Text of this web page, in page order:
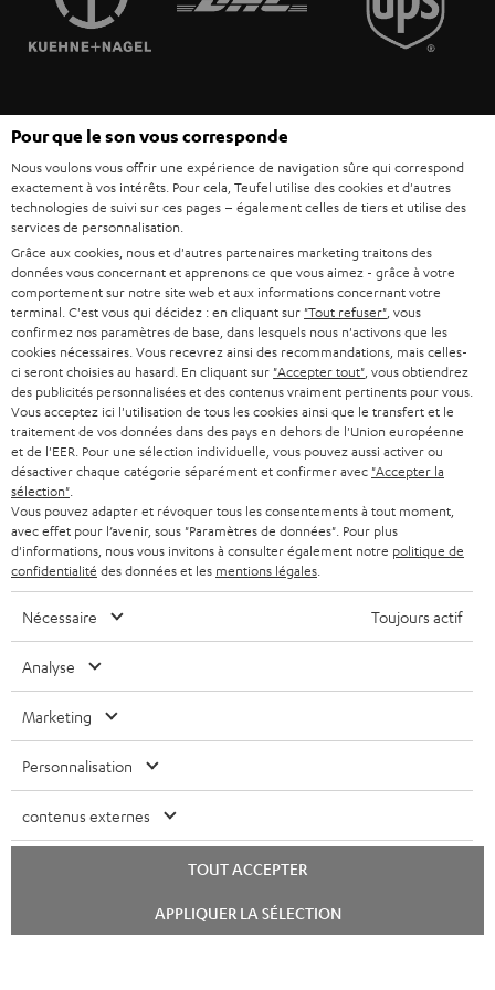
ULTIMA
FANSHOP
NOUVEAUTÉS
MANAGEMENT
VALEURS
ACCESSIBILITÉ
POLOGNE
ITALIE
USA
AUTRES PAYS
erreurs. Les accessoires figurant sur l’image ne font pas partie du contenu de
livraison. D’éventuels frais d’élimination des batteries sont inclus dans le prix.
©2026 Lautsprecher Teufel GmbH - Tous droits réservés.
Mentions légales
Politique de confidentialité
Paramètres de confidentialité
EU Data Act renoncer au contrat ici
chat
Pour que le son vous corresponde
Nous voulons vous offrir une expérience de navigation sûre qui correspond
exactement à vos intérêts. Pour cela, Teufel utilise des cookies et d'autres
technologies de suivi sur ces pages – également celles de tiers et utilise des
services de personnalisation.
Grâce aux cookies, nous et d'autres partenaires marketing traitons des
données vous concernant et apprenons ce que vous aimez - grâce à votre
comportement sur notre site web et aux informations concernant votre
terminal. C'est vous qui décidez : en cliquant sur "Tout refuser" , vous
confirmez nos paramètres de base, dans lesquels nous n'activons que les
cookies nécessaires. Vous recevrez ainsi des recommandations, mais celles-
ci seront choisies au hasard. En cliquant sur "Accepter tout" , vous obtiendrez
des publicités personnalisées et des contenus vraiment pertinents pour vous.
Vous acceptez ici l'utilisation de tous les cookies ainsi que le transfert et le
traitement de vos données dans des pays en dehors de l'Union européenne
et de l'EER. Pour une sélection individuelle, vous pouvez aussi activer ou
désactiver chaque catégorie séparément et confirmer avec "Accepter la
sélection"
Vous pouvez adapter et révoquer tous les consentements à tout moment,
avec effet pour l’avenir, sous "Paramètres de données". Pour plus
d'informations, nous vous invitons à consulter également notre politique de
confidentialité des données et les mentions légales
Nécessaire Toujours actif
Analyse
Marketing
Personnalisation
contenus externes
TOUT ACCEPTER
APPLIQUER LA SÉLECTION